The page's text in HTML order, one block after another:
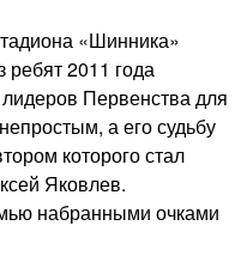
«Шинника»
2011 года
Первенства для
а его судьбу
которого стал
Яковлев.
набранными очками